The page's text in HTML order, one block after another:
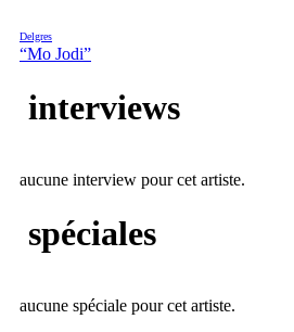
Delgres
“Mo Jodi”
interviews
aucune interview pour cet artiste.
spéciales
aucune spéciale pour cet artiste.